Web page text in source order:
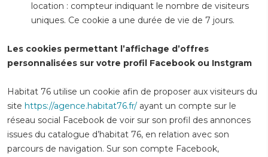
location : compteur indiquant le nombre de visiteurs
uniques. Ce cookie a une durée de vie de 7 jours.
Les cookies permettant l’affichage d’offres
personnalisées sur votre profil Facebook ou Instgram
Habitat 76 utilise un cookie afin de proposer aux visiteurs du
site https://agence.habitat76.fr/ ayant un compte sur le
réseau social Facebook de voir sur son profil des annonces
issues du catalogue d’habitat 76, en relation avec son
parcours de navigation. Sur son compte Facebook,